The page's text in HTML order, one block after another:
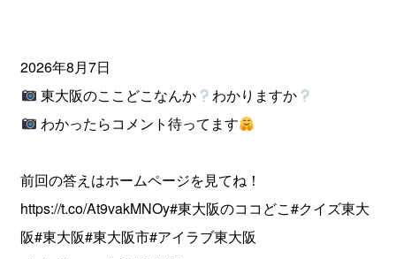
2026年8月7日
東大阪のここどこなんか
わかりますか
わかったらコメント待ってます
前回の答えはホームページを見てね！
https://t.co/At9vakMNOy#東大阪のココどこ#クイズ東大
阪#東大阪#東大阪市#アイラブ東大阪